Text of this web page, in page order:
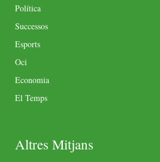
Política
Successos
Esports
Oci
Economia
El Temps
Altres Mitjans